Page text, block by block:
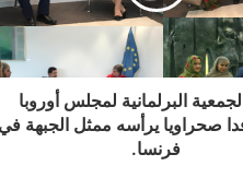
البرلمانية لمجلس أوروبا
صحراويا يرأسه ممثل الجبهة في
فرنسا.